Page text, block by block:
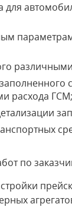
для
расхода ГСМ;
по